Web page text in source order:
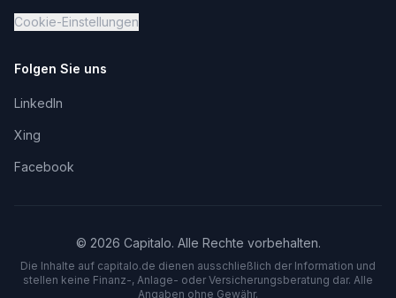
Cookie-Einstellungen
Folgen Sie uns
LinkedIn
Xing
Facebook
© 2026 Capitalo. Alle Rechte vorbehalten.
Die Inhalte auf capitalo.de dienen ausschließlich der Information und
stellen keine Finanz-, Anlage- oder Versicherungsberatung dar. Alle
Angaben ohne Gewähr.